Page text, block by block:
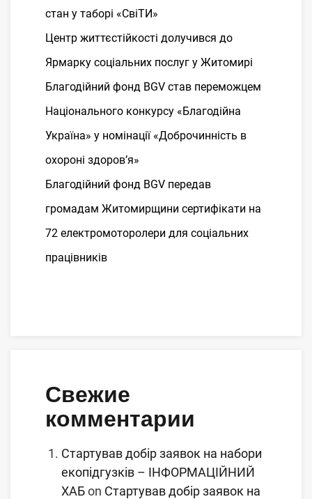
стан у таборі «СвіТИ»
Центр життєстійкості долучився до
Ярмарку соціальних послуг у Житомирі
Благодійний фонд BGV став переможцем
Національного конкурсу «Благодійна
Україна» у номінації «Доброчинність в
охороні здоров’я»
Благодійний фонд BGV передав
громадам Житомирщини сертифікати на
72 електромоторолери для соціальних
працівників
Свежие
комментарии
Стартував добір заявок на набори
екопідгузків – ІНФОРМАЦІЙНИЙ
ХАБon Стартував добір заявок на